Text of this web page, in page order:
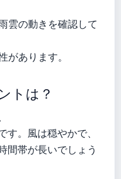
雲の動きを確認して
があります。
トは？
。風は穏やかで、
間帯が長いでしょう